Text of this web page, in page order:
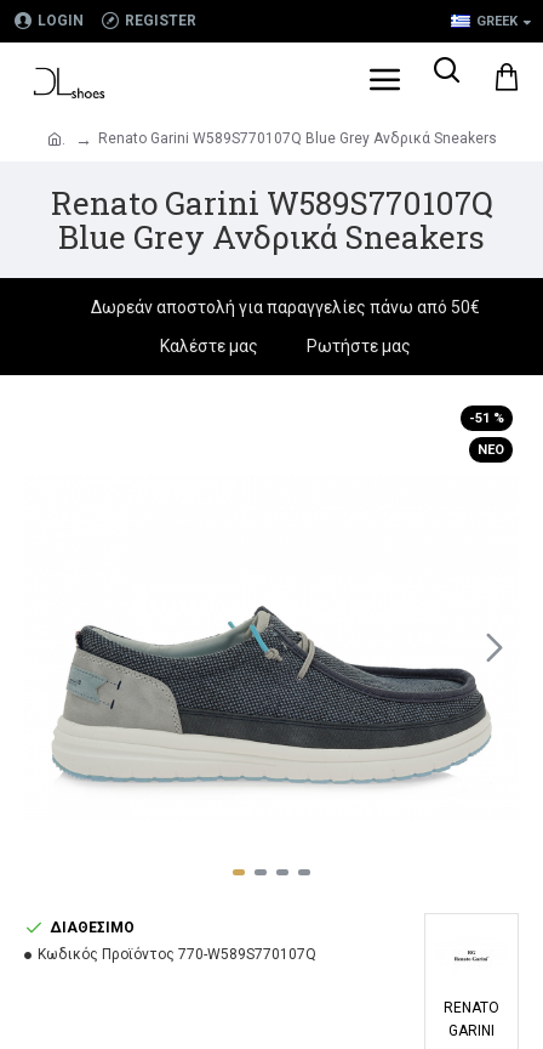
LOGIN REGISTER GREEK
. Renato Garini W589S770107Q Blue Grey Ανδρικά Sneakers
Renato Garini W589S770107Q
Blue Grey Ανδρικά Sneakers
Δωρεάν αποστολή για παραγγελίες πάνω από 50€
Καλέστε μας
Ρωτήστε μας
ΝΈΟ
-51 %
ΔΙΑΘΈΣΙΜΟ
Κωδικός Προϊόντος 770-W589S770107Q
RENATO
GARINI